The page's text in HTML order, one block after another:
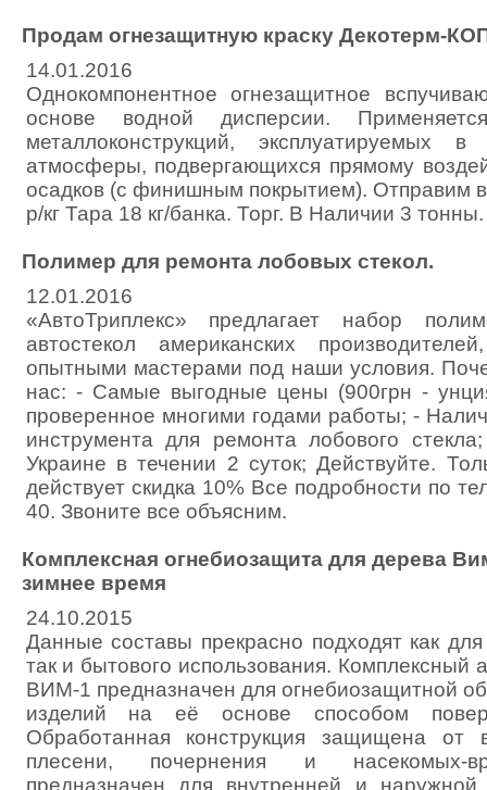
Продам огнезащитную краску Декотерм-
14.01.2016
Однокомпонентное огнезащитное
основе водной дисперсии.
металлоконструкций, эксплуатируемых
атмосферы, подвергающихся прямому
осадков (с финишным покрытием). Отправим
р/кг Тара 18 кг/банка. Торг. В Наличии 3 тонны.
Полимер для ремонта лобовых стекол.
12.01.2016
«АвтоТриплекс» предлагает набор
автостекол американских
опытными мастерами под наши условия.
нас: - Самые выгодные цены (900грн -
проверенное многими годами работы; -
инструмента для ремонта лобового
Украине в течении 2 суток; Действуйте.
действует скидка 10% Все подробности по
40. Звоните все объясним.
Комплексная огнебиозащита для дерева
зимнее время
24.10.2015
Данные составы прекрасно подходят как
так и бытового использования. Комплексный
ВИМ-1 предназначен для огнебиозащитной
изделий на её основе способом
Обработанная конструкция защищена от
плесени, почернения и насекомых-
предназначен для внутренней и